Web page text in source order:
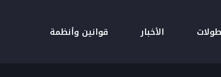
الأخبار قوانين وأنظمة